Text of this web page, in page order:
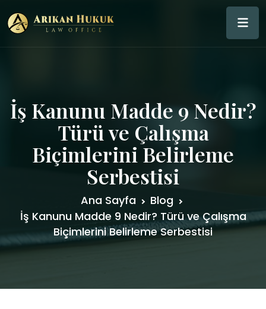
İş Kanunu Madde 9 Nedir?
Türü ve Çalışma
Biçimlerini Belirleme
Serbestisi
Ana Sayfa
Blog
İş Kanunu Madde 9 Nedir? Türü ve Çalışma
Biçimlerini Belirleme Serbestisi